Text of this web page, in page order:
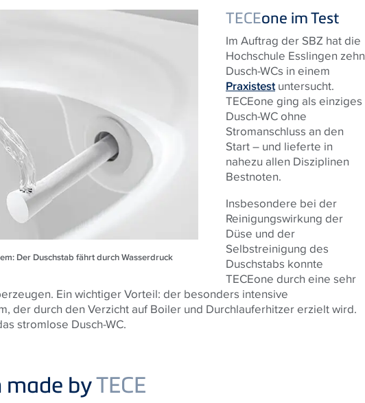
Der Duschstab fährt durch Wasserdruck
TECEone im Test
Im Auftrag der SBZ hat die
Hochschule Esslingen zehn
Dusch-WCs in einem
Praxistestuntersucht.
TECEone ging als einziges
Dusch-WC ohne
Stromanschluss an den
Start – und lieferte in
nahezu allen Disziplinen
Bestnoten.
Insbesondere bei der
Reinigungswirkung der
Düse und der
Selbstreinigung des
Duschstabs konnte
TECEone durch eine sehr
Ein wichtiger Vorteil: der besonders intensive
der durch den Verzicht auf Boiler und Durchlauferhitzer erzielt wird.
stromlose Dusch-WC.
byTECE